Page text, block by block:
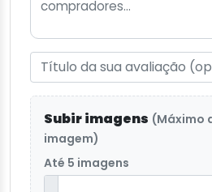
Subir imagens (Máximo
imagem)
Até 5 imagens